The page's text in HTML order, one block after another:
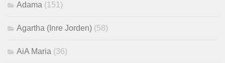
Adama (151)
Agartha (Inre Jorden) (58)
AiA Maria (36)